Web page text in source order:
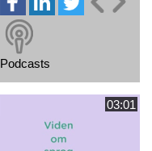
Podcasts
03:01